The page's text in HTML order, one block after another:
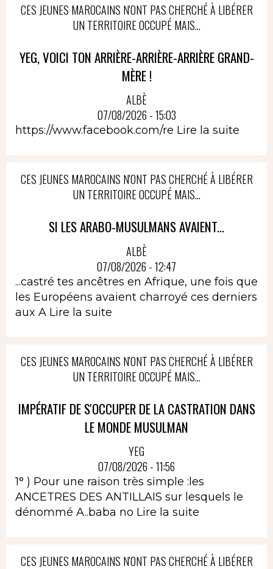
CES JEUNES MAROCAINS N'ONT PAS CHERCHÉ À LIBÉRER
UN TERRITOIRE OCCUPÉ MAIS...
YEG, VOICI TON ARRIÈRE-ARRIÈRE-ARRIÈRE GRAND-
MÈRE !
ALBÈ
07/08/2026 - 15:03
https://www.facebook.com/re Lire la suite
CES JEUNES MAROCAINS N'ONT PAS CHERCHÉ À LIBÉRER
UN TERRITOIRE OCCUPÉ MAIS...
SI LES ARABO-MUSULMANS AVAIENT...
ALBÈ
07/08/2026 - 12:47
...castré tes ancêtres en Afrique, une fois que
les Européens avaient charroyé ces derniers
aux A Lire la suite
CES JEUNES MAROCAINS N'ONT PAS CHERCHÉ À LIBÉRER
UN TERRITOIRE OCCUPÉ MAIS...
IMPÉRATIF DE S'OCCUPER DE LA CASTRATION DANS
LE MONDE MUSULMAN
YEG
07/08/2026 - 11:56
1° ) Pour une raison très simple :les
ANCETRES DES ANTILLAIS sur lesquels le
dénommé A..baba no Lire la suite
CES JEUNES MAROCAINS N'ONT PAS CHERCHÉ À LIBÉRER